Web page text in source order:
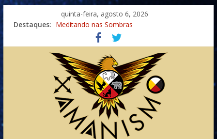
quinta-feira, agosto 6, 2026
Destaques: Meditando nas Sombras
Autosuficiência: A Jornada do Espírito Ancestral
Xamanismo Universal
Totens – Caminho Espiritual – Crescimento
Imaginação na Cura